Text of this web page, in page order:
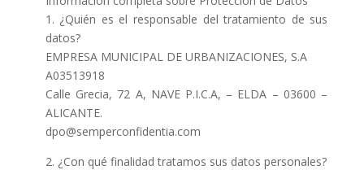
1. ¿Quién es el responsable del tratamiento de sus
datos?
EMPRESA MUNICIPAL DE URBANIZACIONES, S.A
A03513918
Calle Grecia, 72 A, NAVE P.I.C.A, – ELDA – 03600 –
ALICANTE.
dpo@semperconfidentia.com
2. ¿Con qué finalidad tratamos sus datos personales?